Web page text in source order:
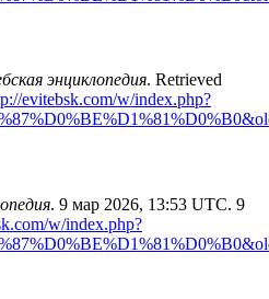
энциклопедия. Retrieved
evitebsk.com/w/index.php?
. 9 мар 2026, 13:53 UTC. 9
w/index.php?